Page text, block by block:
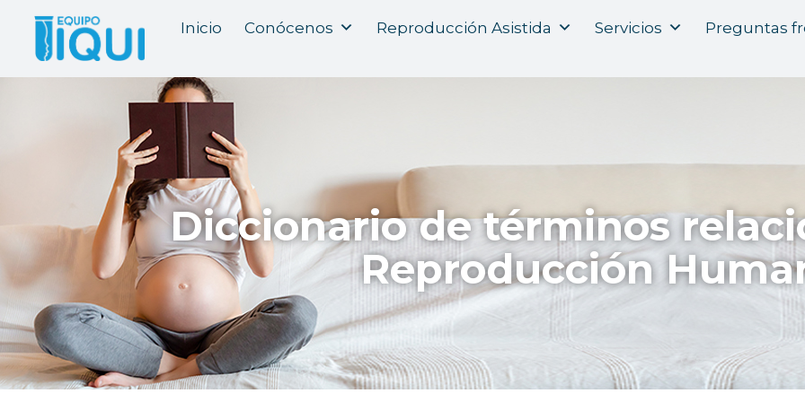
Inicio Conócenos Reproducción Asistida Servicios Preguntas
Diccionario de términos
Reproducción